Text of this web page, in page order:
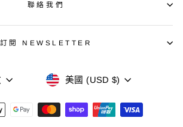
聯絡我們
訂閱 NEWSLETTER
貨
幣
美國 (USD $)